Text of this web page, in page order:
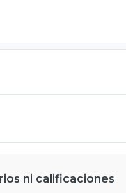
ni calificaciones